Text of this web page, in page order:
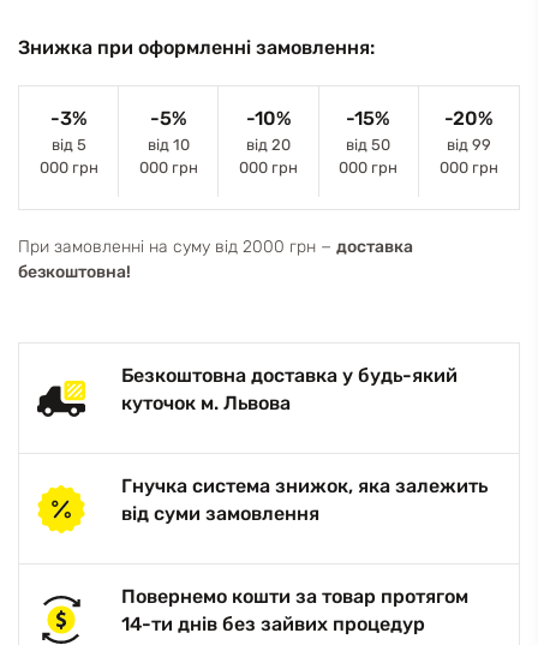
Знижка при оформленні замовлення:
-3%
від 5
000 грн
-5%
від 10
000 грн
-10%
від 20
000 грн
-15%
від 50
000 грн
-20%
від 99
000 грн
При замовленні на суму від 2000 грн − доставка
безкоштовна!
Безкоштовна доставка у будь-який
куточок м. Львова
Гнучка система знижок, яка залежить
від суми замовлення
Повернемо кошти за товар протягом
14-ти днів без зайвих процедур